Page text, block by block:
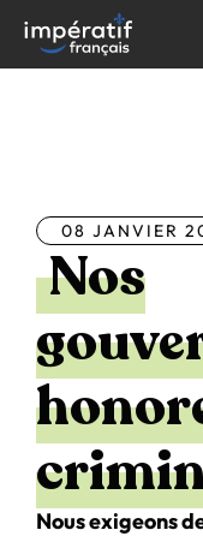
contenu
08 JANVIER
Nos
Nous exigeons